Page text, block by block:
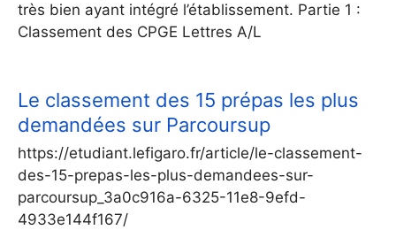
très bien ayant intégré l’établissement. Partie 1 :
Classement des CPGE Lettres A/L
Le classement des 15 prépas les plus
demandées sur Parcoursup
https://etudiant.lefigaro.fr/article/le-classement-
des-15-prepas-les-plus-demandees-sur-
parcoursup_3a0c916a-6325-11e8-9efd-
4933e144f167/